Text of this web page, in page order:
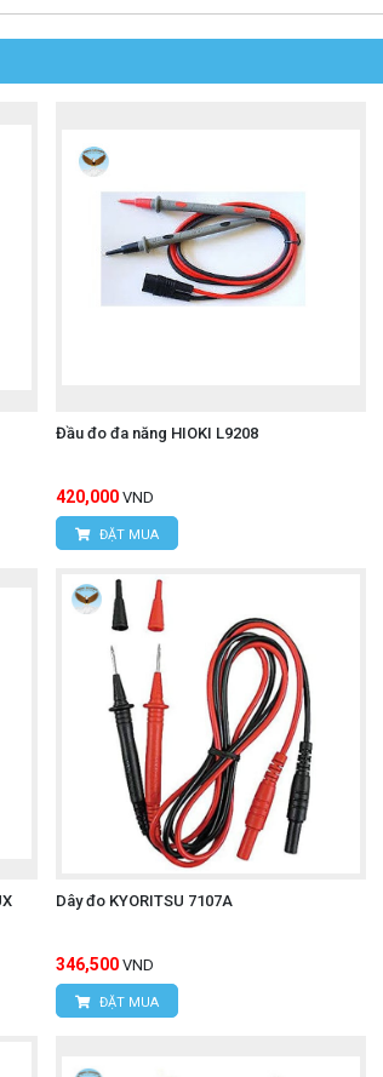
Đầu đo đa năng HIOKI L9208
420,000 VND
ĐẶT MUA
Dây đo KYORITSU 7107A
346,500 VND
ĐẶT MUA